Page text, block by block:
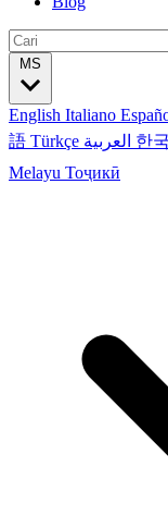
English Italiano
語 Türkçe 한
Melayu Тоҷикӣ